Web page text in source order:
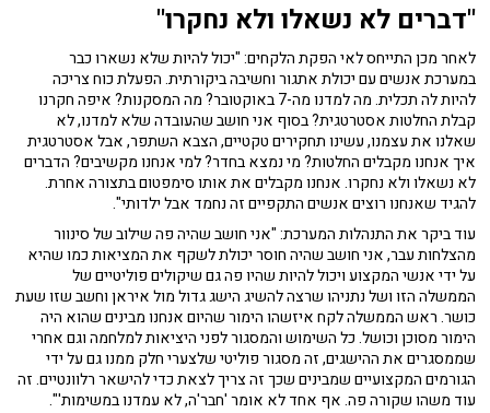
"דברים לא נשאלו ולא נחקרו"
לאחר מכן התייחס לאי הפקת הלקחים: "יכול להיות שלא נשארו כבר
במערכת אנשים עם יכולת אתגור וחשיבה ביקורתית. הפעלת כוח צריכה
להיות לה תכלית. מה למדנו מה-7 באוקטובר? מה המסקנות? איפה חקרנו
קבלת החלטות אסטרטגית? בסוף אני חושב שהעובדה שלא למדנו, לא
שאלנו את עצמנו, עשינו תחקירים טקטיים, הצבא השתפר, אבל אסטרטגית
איך אנחנו מקבלים החלטות? מי נמצא בחדר? למי אנחנו מקשיבים? הדברים
לא נשאלו ולא נחקרו. אנחנו מקבלים את אותו סימפטום בתצורה אחרת.
להגיד שאנחנו רוצים אנשים התקפיים זה נחמד אבל ילדותי".
עוד ביקר את התנהלות המערכת: "אני חושב שהיה פה שילוב של סינוור
מהצלחות עבר, אני חושב שהיה חוסר יכולת לשקף את המציאות כמו שהיא
על ידי אנשי המקצוע ויכול להיות שהיו פה גם שיקולים פוליטיים של
הממשלה הזו ושל נתניהו שרצה להשיג הישג גדול מול איראן וחשב שזו שעת
כושר. ראש הממשלה לקח איזשהו הימור שהיום אנחנו מבינים שהוא היה
הימור מסוכן וכושל. כל השימוש והמסגור לפני היציאות למלחמה וגם אחרי
שממסגרים את ההישגים, זה מסגור פוליטי שלצערי חלק ממנו גם על ידי
הגורמים המקצועיים שמבינים שכך זה צריך לצאת כדי להישאר רלוונטיים. זה
עוד משהו שקורה פה. אף אחד לא אומר 'חבר'ה, לא עמדנו במשימות'".